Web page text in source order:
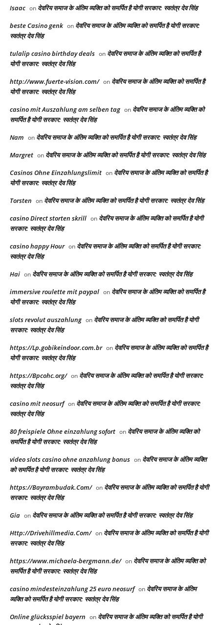
Isaac on देवरिय समाज के अंतिम व्यक्ति को समर्पित है योगी सरकार: स्वतंत्र देव सिंह
beste Casino genk on देवरिय समाज के अंतिम व्यक्ति को समर्पित है योगी सरकार:
स्वतंत्र देव सिंह
tulalip casino birthday deals on देवरिय समाज के अंतिम व्यक्ति को समर्पित है
योगी सरकार: स्वतंत्र देव सिंह
http://www.fuerte-vision.com/ on देवरिय समाज के अंतिम व्यक्ति को समर्पित है
योगी सरकार: स्वतंत्र देव सिंह
casino mit Auszahlung am selben tag on देवरिय समाज के अंतिम व्यक्ति को
समर्पित है योगी सरकार: स्वतंत्र देव सिंह
Nam on देवरिय समाज के अंतिम व्यक्ति को समर्पित है योगी सरकार: स्वतंत्र देव सिंह
Margret on देवरिय समाज के अंतिम व्यक्ति को समर्पित है योगी सरकार: स्वतंत्र देव सिंह
Casinos Ohne Einzahlungslimit on देवरिय समाज के अंतिम व्यक्ति को समर्पित है
योगी सरकार: स्वतंत्र देव सिंह
Torsten on देवरिय समाज के अंतिम व्यक्ति को समर्पित है योगी सरकार: स्वतंत्र देव सिंह
casino Direct storten skrill on देवरिय समाज के अंतिम व्यक्ति को समर्पित है योगी
सरकार: स्वतंत्र देव सिंह
casino happy Hour on देवरिय समाज के अंतिम व्यक्ति को समर्पित है योगी सरकार:
स्वतंत्र देव सिंह
Hai on देवरिय समाज के अंतिम व्यक्ति को समर्पित है योगी सरकार: स्वतंत्र देव सिंह
immersive roulette mit paypal on देवरिय समाज के अंतिम व्यक्ति को समर्पित है
योगी सरकार: स्वतंत्र देव सिंह
slots revolut auszahlung on देवरिय समाज के अंतिम व्यक्ति को समर्पित है योगी
सरकार: स्वतंत्र देव सिंह
https://Lp.gobikeindoor.com.br on देवरिय समाज के अंतिम व्यक्ति को समर्पित है
योगी सरकार: स्वतंत्र देव सिंह
https://Bpcohc.org/ on देवरिय समाज के अंतिम व्यक्ति को समर्पित है योगी सरकार:
स्वतंत्र देव सिंह
casino mit neosurf on देवरिय समाज के अंतिम व्यक्ति को समर्पित है योगी सरकार:
स्वतंत्र देव सिंह
80 freispiele Ohne einzahlung sofort on देवरिय समाज के अंतिम व्यक्ति को
समर्पित है योगी सरकार: स्वतंत्र देव सिंह
video slots casino ohne anzahlung bonus on देवरिय समाज के अंतिम व्यक्ति
को समर्पित है योगी सरकार: स्वतंत्र देव सिंह
https://Bayrambudak.Com/ on देवरिय समाज के अंतिम व्यक्ति को समर्पित है योगी
सरकार: स्वतंत्र देव सिंह
Gia on देवरिय समाज के अंतिम व्यक्ति को समर्पित है योगी सरकार: स्वतंत्र देव सिंह
Http://Drivehillmedia.Com/ on देवरिय समाज के अंतिम व्यक्ति को समर्पित है योगी
सरकार: स्वतंत्र देव सिंह
https://www.michaela-bergmann.de/ on देवरिय समाज के अंतिम व्यक्ति को
समर्पित है योगी सरकार: स्वतंत्र देव सिंह
casino mindesteinzahlung 25 euro neosurf on देवरिय समाज के अंतिम
व्यक्ति को समर्पित है योगी सरकार: स्वतंत्र देव सिंह
Online glücksspiel bayern on देवरिय समाज के अंतिम व्यक्ति को समर्पित है योगी